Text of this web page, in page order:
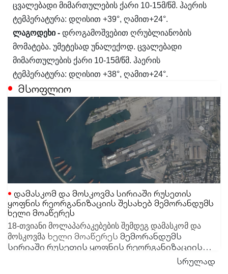
ცვალებადი მიმართულების ქარი 10-15მ/წმ. ჰაერის
ტემპერატურა: დღისით +39°, ღამით+24°.
ლაგოდეხი- დროგამოშვებით ღრუბლიანობის
მომატება. უმეტესად უნალექოდ. ცვალებადი
მიმართულების ქარი 10-15მ/წმ. ჰაერის
ტემპერატურა: დღისით +38°, ღამით+24°.
მსოფლიო
ყოფნის რეორგანიზაციის შესახებ მემორანდუმს
ხელი მოაწერეს
18-თვიანი მოლაპარაკებების შემდეგ დამასკომ და
მოსკოვმა ხელი მოაწერეს მემორანდუმს
სირიაში რუსეთის ყოფნის რეორგანიზაციის
შესახებ. შეთანხმების მიხედვით სამოქალაქო
ობიექტები, მათ შორის ჰამეიმიმის აეროპორტი
შეთანხმება ძალაში სამი თვის განმავლობაში შევა.
სრულად